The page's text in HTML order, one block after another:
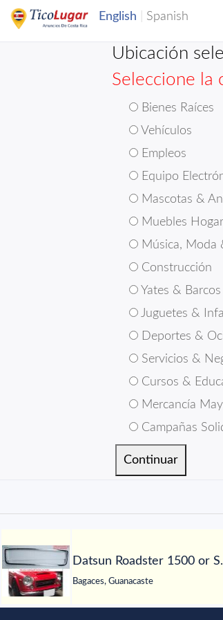
Ubicación
Seleccione la
Bienes Raíces
Vehículos
Empleos
Equipo
Mascotas &
Muebles
Música, Moda
Construcción
Yates & Barcos
Juguetes &
Deportes &
Servicios &
Cursos &
Mercancía
Campañas
Datsun Roadster 1500 or
Bagaces, Guanacaste